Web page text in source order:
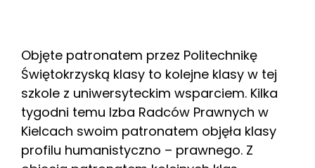
Objęte patronatem przez Politechnikę
Świętokrzyską klasy to kolejne klasy w tej
szkole z uniwersyteckim wsparciem. Kilka
tygodni temu Izba Radców Prawnych w
Kielcach swoim patronatem objęła klasy
profilu humanistyczno – prawnego. Z